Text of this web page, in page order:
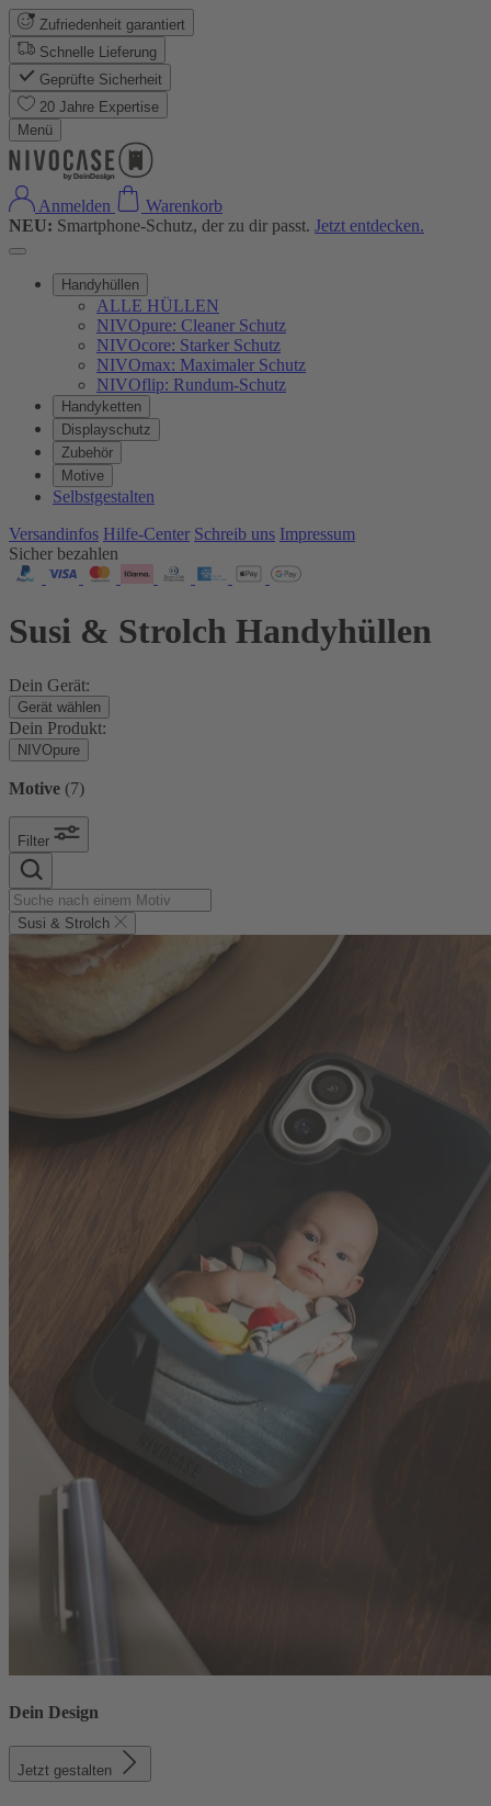
Zufriedenheit garantiert
Schnelle Lieferung
Geprüfte Sicherheit
20 Jahre Expertise
Menü
Anmelden
Warenkorb
NEU: Smartphone-Schutz, der zu dir passt. Jetzt entdecken.
Handyhüllen
ALLE HÜLLEN
NIVOpure: Cleaner Schutz
NIVOcore: Starker Schutz
NIVOmax: Maximaler Schutz
NIVOflip: Rundum-Schutz
Handyketten
Displayschutz
Zubehör
Motive
Selbstgestalten
Versandinfos Hilfe-Center Schreib uns Impressum
Sicher bezahlen
Susi & Strolch Handyhüllen
Dein Gerät:
Gerät wählen
Dein Produkt:
NIVOpure
Motive (7)
Filter
Susi & Strolch
Dein Design
Jetzt gestalten